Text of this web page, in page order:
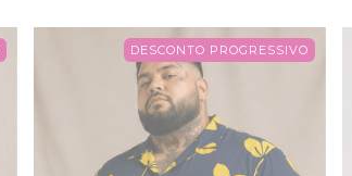
DESCONTO PROGRESSIVO